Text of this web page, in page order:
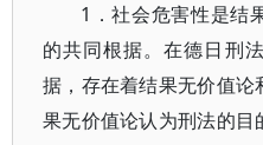
1．社会危害性是结
的共同根据。在德日刑
据，存在着结果无价值
果无价值论认为刑法的